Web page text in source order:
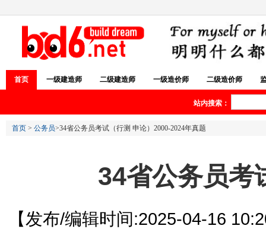
首页 一级建造师 二级建造师 一级造价师 二级造价师
站内搜索：
首页 > 公务员>34省公务员考试（行测 申论）2000-2024年真题
34省公务员考
【发布/编辑时间:2025-04-16